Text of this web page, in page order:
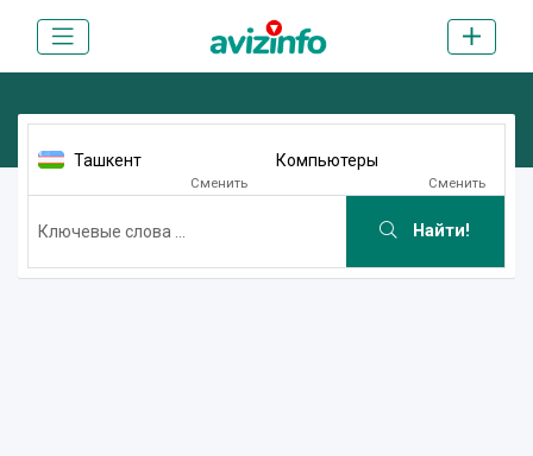
Ташкент
Сменить
Компьютеры
Сменить
Найти!